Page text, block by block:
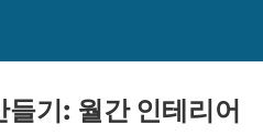
기: 월간 인테리어